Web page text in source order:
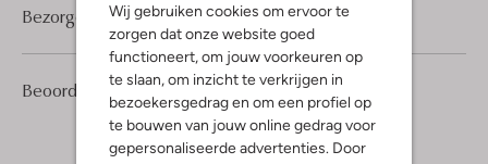
Wij gebruiken cookies om ervoor te
zorgen dat onze website goed
functioneert, om jouw voorkeuren op
te slaan, om inzicht te verkrijgen in
bezoekersgedrag en om een profiel op
te bouwen van jouw online gedrag voor
gepersonaliseerde advertenties. Door
Beoordelingen (1) 3/5
1
3
Sterren
Bezorgen & retourneren